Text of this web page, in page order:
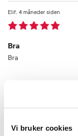
Vi bruker cookies
Bra
4 måneder siden
Elif
Bra
flagg denne